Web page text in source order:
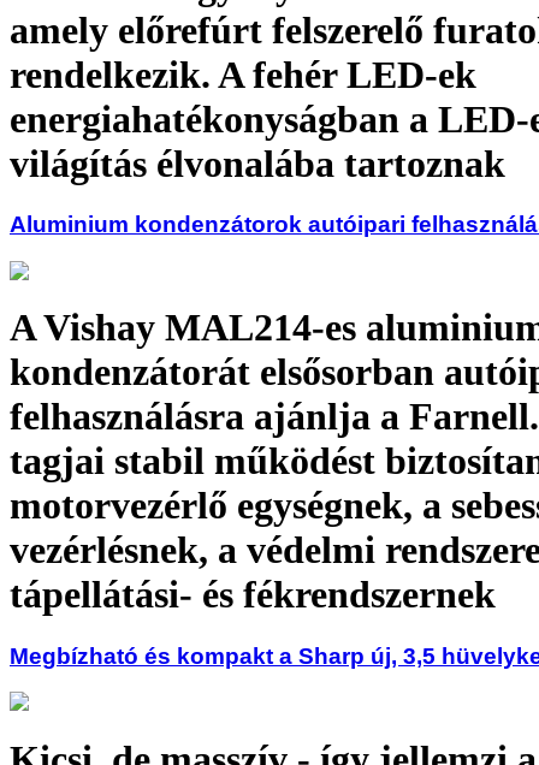
amely előrefúrt felszerelő
rendelkezik. A fehér LED-ek
energiahatékonyságban a LED-
világítás élvonalába tartoznak
Aluminium kondenzátorok autóipari
A Vishay MAL214-es
kondenzátorát elsősorban
felhasználásra ajánlja a
tagjai stabil működést
motorvezérlő egységnek, a
vezérlésnek, a védelmi
tápellátási- és fékrendszernek
Megbízható és kompakt a Sharp új, 3,5